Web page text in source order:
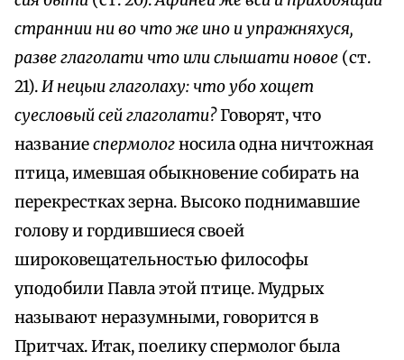
страннии ни во что же ино и упражняхуся,
разве глаголати что или слышати новое (ст.
21).И нецыи глаголаху: что убо хощет
суесловый сей глаголати?Говорят, что
названиеспермологносила одна ничтожная
птица, имевшая обыкновение собирать на
перекрестках зерна. Высоко поднимавшие
голову и гордившиеся своей
широковещательностью философы
уподобили Павла этой птице. Мудрых
называют неразумными, говорится в
Притчах. Итак, поелику спермолог была